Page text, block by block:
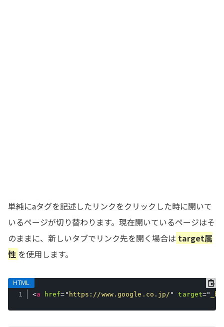
単純にaタグを記述したリンクをクリックした時に開いて
いるページが切り替わります。現在開いているページはそ
のままに、新しいタブでリンク先を開く場合は target属
性 を使用します。
<a href= " https://www.google.co.jp/ " target="